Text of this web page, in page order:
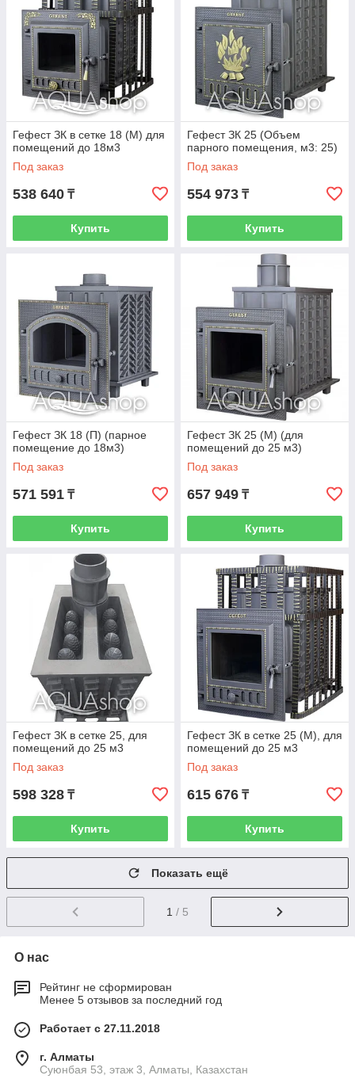
Гефест ЗК в сетке 18 (М) для
помещений до 18м3
Под заказ
538 640 ₸
Купить
Гефест ЗК 25 (Объем
парного помещения, м3: 25)
Под заказ
554 973 ₸
Купить
Гефест ЗК 18 (П) (парное
помещение до 18м3)
Под заказ
571 591 ₸
Купить
Гефест ЗК 25 (М) (для
помещений до 25 м3)
Под заказ
657 949 ₸
Купить
Гефест ЗК в сетке 25, для
помещений до 25 м3
Под заказ
598 328 ₸
Купить
Гефест ЗК в сетке 25 (М), для
помещений до 25 м3
Под заказ
615 676 ₸
Купить
Показать ещё
1 / 5
О нас
Рейтинг не сформирован
Менее 5 отзывов за последний год
Работает с 27.11.2018
г. Алматы
Суюнбая 53, этаж 3, Алматы, Казахстан